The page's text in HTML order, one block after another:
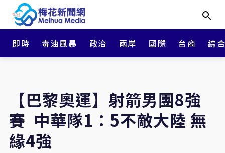
即時 毒油風暴 政治 兩岸 國際 台商 綜
【巴黎奧運】射箭男團8強
賽 中華隊1：5不敵大陸 無
緣4強